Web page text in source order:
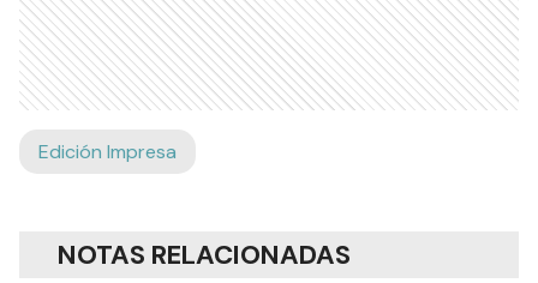
Edición Impresa
NOTAS RELACIONADAS